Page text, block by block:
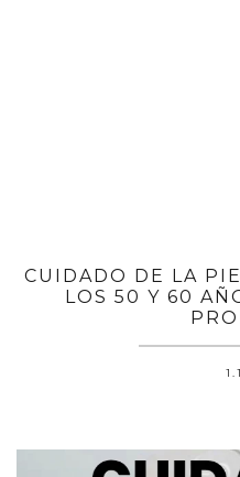
CUIDADO DE LA
LOS 50 Y 60